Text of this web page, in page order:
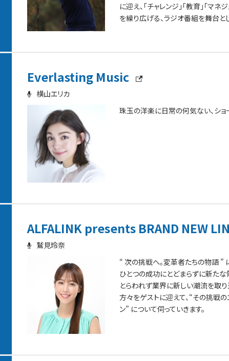
に迎え、「チャレンジ」「教育」「マ
を繰り広げる、ラジオ番組を舞台と
Everlasting Music
横山エリカ
珠玉の洋楽に日常の何気ない、ショ
ALFALINK presents BRAND NEW
鷲見玲奈
“ 次の挑戦へ。変革者たちの物語 ”
ひとつの成功にとどまらずに新た
とらわれず業界に新しい潮流を取
方々をゲストに迎えて、“その挑戦
ン” について伺っていきます。